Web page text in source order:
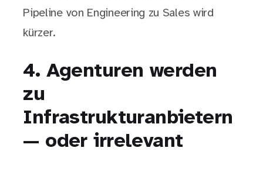
Pipeline von Engineering zu Sales wird
kürzer.
4. Agenturen werden
zu
Infrastrukturanbietern
— oder irrelevant